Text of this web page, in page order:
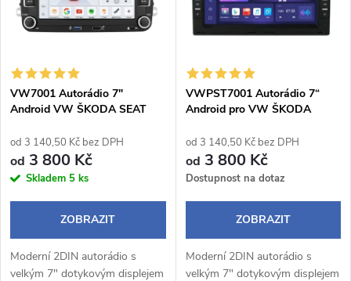
n
í
p
r
o
u
s
p
r
o
d
VW7001 Autorádio 7"
Android VW ŠKODA SEAT
od 3 140,50 Kč bez DPH
od 3 800 Kč
Skladem 5 ks
ZOBRAZIT
Moderní 2DIN autorádio s
velkým 7" dotykovým displejem
VWPST7001 Autorádio 7“
Android pro VW ŠKODA
od 3 140,50 Kč bez DPH
od 3 800 Kč
Dostupnost na dotaz
ZOBRAZIT
Moderní 2DIN autorádio s
velkým 7" dotykovým displejem